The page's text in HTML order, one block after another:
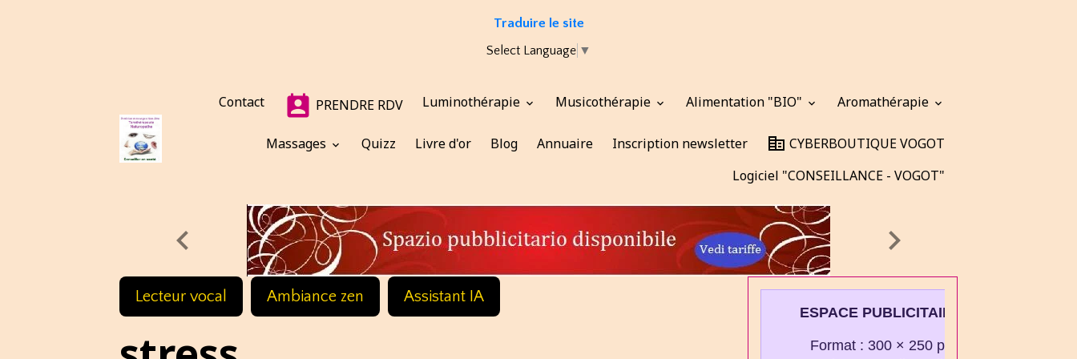
Traduire le site
Select Language ▼
Contact PRENDRE RDV Luminothérapie Musicothérapie Alimentation "BIO" Aromathérapie
Massages Quizz Livre d'or Blog Annuaire Inscription newsletter
CYBERBOUTIQUE VOGOT
Logiciel "CONSEILLANCE - VOGOT"
Lecteur vocal Ambiance zen Assistant IA
ESPACE PUBLICITAIRE
Format : 300 × 250 px